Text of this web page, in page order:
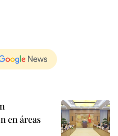
en áreas